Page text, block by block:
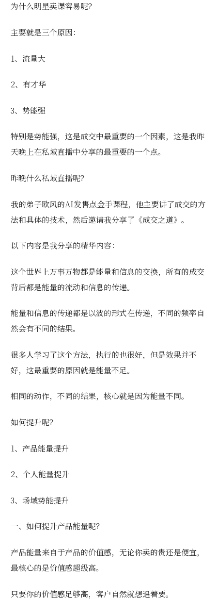
为什么明星卖课容易呢？
主要就是三个原因：
1、流量大
2、有才华
3、势能强
特别是势能强，这是成交中最重要的一个因素，这是我昨
天晚上在私域直播中分享的最重要的一个点。
昨晚什么私域直播呢？
我的弟子欧风的AI发售点金手课程，他主要讲了成交的方
法和具体的技术，然后邀请我分享了《成交之道》。
以下内容是我分享的精华内容：
这个世界上万事万物都是能量和信息的交换，所有的成交
背后都是能量的流动和信息的传递。
能量和信息的传递都是以波的形式在传递，不同的频率自
然会有不同的结果。
很多人学习了这个方法，执行的也很好，但是效果并不
好，这最重要的原因就是能量不足。
相同的动作，不同的结果，核心就是因为能量不同。
如何提升呢？
1、产品能量提升
2、个人能量提升
3、场域势能提升
一、如何提升产品能量呢？
产品能量来自于产品的价值感，无论你卖的贵还是便宜，
最核心的是价值感超级高。
只要你的价值感足够高，客户自然就想追着要。